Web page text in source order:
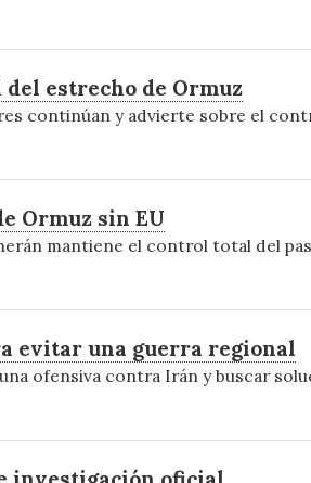
estrecho de Ormuz
continúan y advierte sobre el
Ormuz sin EU
mantiene el control total del
evitar una guerra regional
ofensiva contra Irán y buscar